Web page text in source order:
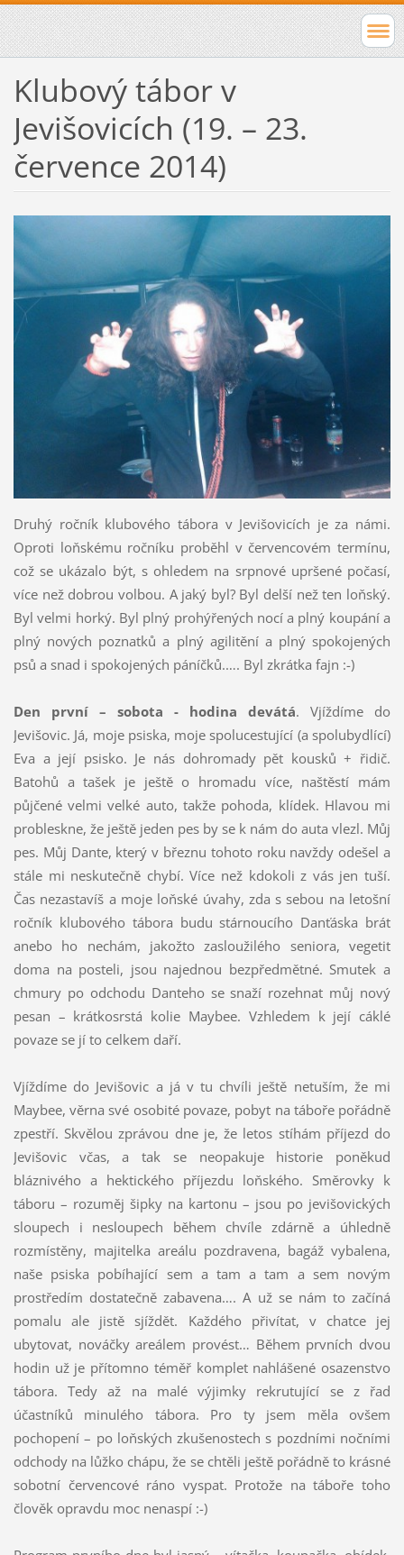
Klubový tábor v
Jevišovicích (19. – 23.
července 2014)
Druhý ročník klubového tábora v Jevišovicích je za námi.
Oproti loňskému ročníku proběhl v červencovém termínu,
což se ukázalo být, s ohledem na srpnové upršené počasí,
více než dobrou volbou. A jaký byl? Byl delší než ten loňský.
Byl velmi horký. Byl plný prohýřených nocí a plný koupání a
plný nových poznatků a plný agilitění a plný spokojených
psů a snad i spokojených páníčků.…. Byl zkrátka fajn :-)
Den první – sobota - hodina devátá. Vjíždíme do
Jevišovic. Já, moje psiska, moje spolucestující (a spolubydlící)
Eva a její psisko. Je nás dohromady pět kousků + řidič.
Batohů a tašek je ještě o hromadu více, naštěstí mám
půjčené velmi velké auto, takže pohoda, klídek. Hlavou mi
probleskne, že ještě jeden pes by se k nám do auta vlezl. Můj
pes. Můj Dante, který v březnu tohoto roku navždy odešel a
stále mi neskutečně chybí. Více než kdokoli z vás jen tuší.
Čas nezastavíš a moje loňské úvahy, zda s sebou na letošní
ročník klubového tábora budu stárnoucího Danťáska brát
anebo ho nechám, jakožto zasloužilého seniora, vegetit
doma na posteli, jsou najednou bezpředmětné. Smutek a
chmury po odchodu Danteho se snaží rozehnat můj nový
pesan – krátkosrstá kolie Maybee. Vzhledem k její cáklé
povaze se jí to celkem daří.
Vjíždíme do Jevišovic a já v tu chvíli ještě netuším, že mi
Maybee, věrna své osobité povaze, pobyt na táboře pořádně
zpestří. Skvělou zprávou dne je, že letos stíhám příjezd do
Jevišovic včas, a tak se neopakuje historie poněkud
bláznivého a hektického příjezdu loňského. Směrovky k
táboru – rozuměj šipky na kartonu – jsou po jevišovických
sloupech i nesloupech během chvíle zdárně a úhledně
rozmístěny, majitelka areálu pozdravena, bagáž vybalena,
naše psiska pobíhající sem a tam a tam a sem novým
prostředím dostatečně zabavena…. A už se nám to začíná
pomalu ale jistě sjíždět. Každého přivítat, v chatce jej
ubytovat, nováčky areálem provést… Během prvních dvou
hodin už je přítomno téměř komplet nahlášené osazenstvo
tábora. Tedy až na malé výjimky rekrutující se z řad
účastníků minulého tábora. Pro ty jsem měla ovšem
pochopení – po loňských zkušenostech s pozdními nočními
odchody na lůžko chápu, že se chtěli ještě pořádně to krásné
sobotní červencové ráno vyspat. Protože na táboře toho
člověk opravdu moc nenaspí :-)